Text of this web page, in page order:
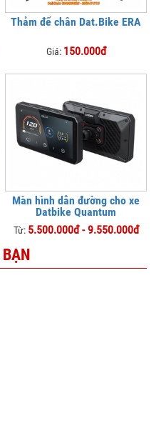
Thảm để chân Dat.Bike ERA
Giá: 150.000đ
Màn hình dẫn đường cho xe
Datbike Quantum
Từ: 5.500.000đ - 9.550.000đ